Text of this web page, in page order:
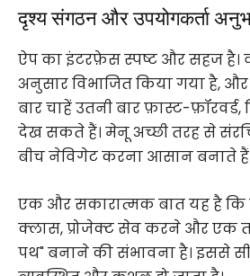
दृश्य संगठन और उपयोगकर्ता
ऐप का इंटरफ़ेस स्पष्ट और सहज है।
अनुसार विभाजित किया गया है, और
बार चाहें उतनी बार फ़ास्ट-फ़ॉरवर्ड,
देख सकते हैं। मेनू अच्छी तरह से
बीच नेविगेट करना आसान बनाते
एक और सकारात्मक बात यह है कि
क्लास, प्रोजेक्ट सेव करने और एक
पथ" बनाने की संभावना है। इससे